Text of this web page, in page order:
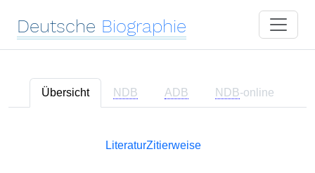
Deutsche Biographie
Übersicht NDB ADB NDB-online
LiteraturZitierweise